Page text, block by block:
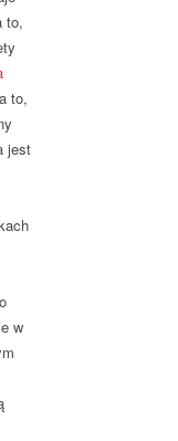
to,
to,
jest
w